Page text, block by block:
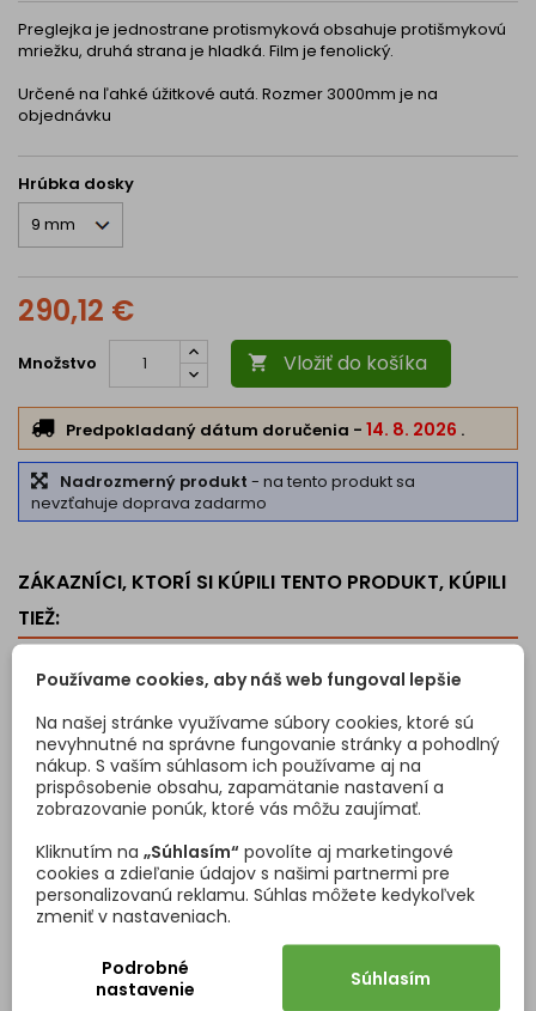
Preglejka je jednostrane protismyková obsahuje protišmykovú
mriežku, druhá strana je hladká. Film je fenolický.
Určené na ľahké úžitkové autá. Rozmer 3000mm je na
objednávku
Hrúbka dosky
290,12 €
Množstvo  Vložiť do košíka
Predpokladaný dátum doručenia - 14. 8. 2026 .
Nadrozmerný produkt - na tento produkt sa
nevzťahuje doprava zadarmo
ZÁKAZNÍCI, KTORÍ SI KÚPILI TENTO PRODUKT, KÚPILI
TIEŽ:
TOPOĽ 2520 X 1720 -
AB/BB
Preglejka vyrobená z
HLADKÁ / BREZA 2500 X
1250 MM
Preglejka stolárska
Používame cookies, aby náš web fungoval lepšie
Na našej stránke využívame súbory cookies, ktoré sú
nevyhnutné na správne fungovanie stránky a pohodlný
nákup. S vaším súhlasom ich používame aj na
prispôsobenie obsahu, zapamätanie nastavení a
zobrazovanie ponúk, ktoré vás môžu zaujímať.
Kliknutím na „Súhlasím“ povolíte aj marketingové
cookies a zdieľanie údajov s našimi partnermi pre
personalizovanú reklamu. Súhlas môžete kedykoľvek
zmeniť v nastaveniach.
Podrobné
nastavenie
Súhlasím